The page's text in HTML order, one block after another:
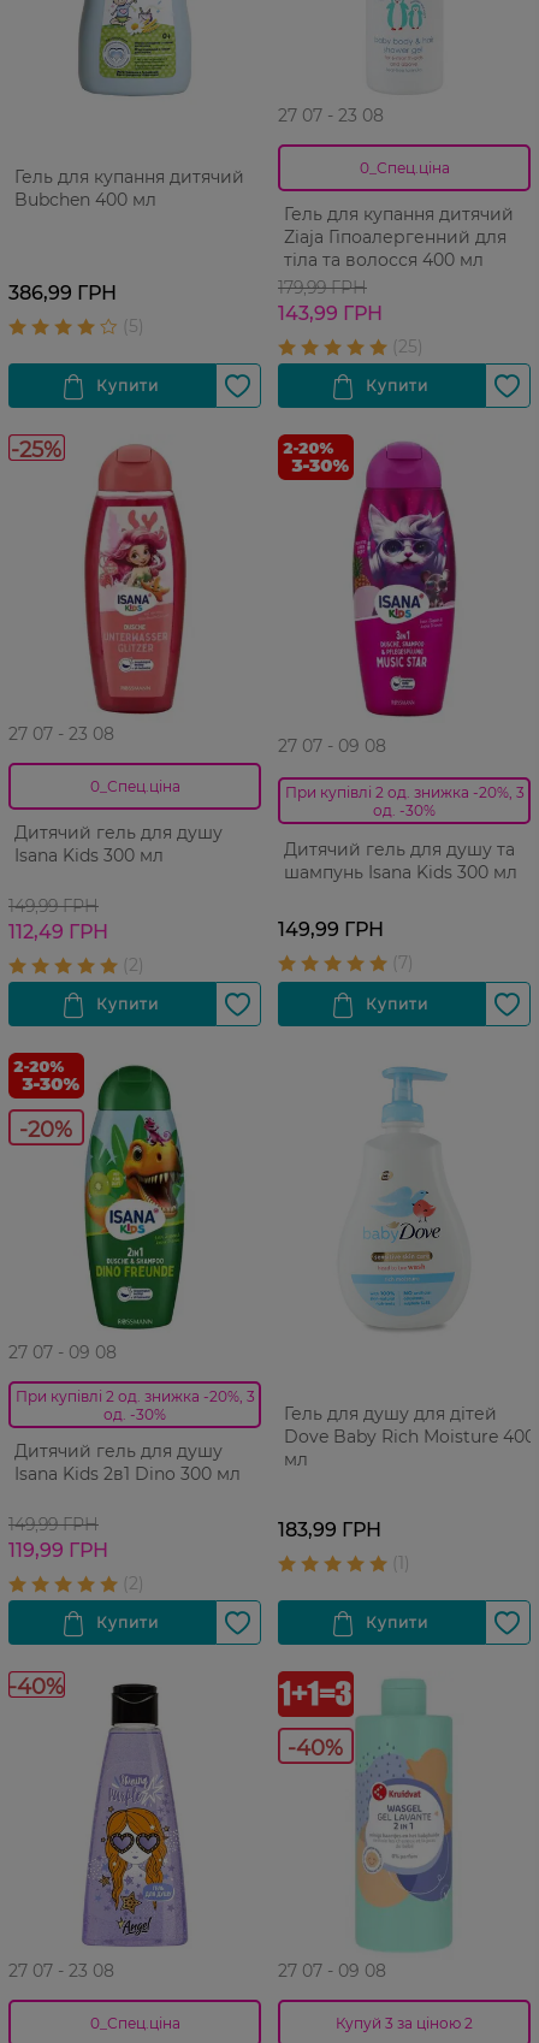
Гель для купання дитячий
Bubchen 400 мл
386,99 ГРН
27 07 - 23 08
0_Спец.ціна
Гель для купання дитячий
Ziaja Гіпоалергенний для
тіла та волосся 400 мл
179,99 ГРН
143,99 ГРН
-25%
27 07 - 23 08
0_Спец.ціна
Дитячий гель для душу
Isana Kids 300 мл
149,99 ГРН
112,49 ГРН
27 07 - 09 08
При купівлі 2 од. знижка -20%, 3
од. -30%
Дитячий гель для душу та
шампунь Isana Kids 300 мл
149,99 ГРН
-20%
27 07 - 09 08
При купівлі 2 од. знижка -20%, 3
од. -30%
Дитячий гель для душу
Isana Kids 2в1 Dino 300 мл
149,99 ГРН
119,99 ГРН
Гель для душу для дітей
Dove Baby Rich Moisture 400
мл
183,99 ГРН
-40%
27 07 - 23 08
0_Спец.ціна
-40%
27 07 - 09 08
Купуй 3 за ціною 2